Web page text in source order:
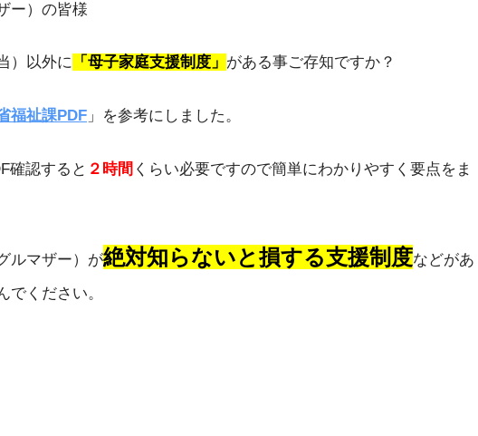
ー）の皆様
）以外に 「母子家庭支援制度」 がある事ご存知ですか？
福祉課PDF 」を参考にしました。
確認すると ２時間 くらい必要ですので簡単にわかりやすく要点をま
ルマザー）が絶対知らないと損する支援制度などがあ
でください。